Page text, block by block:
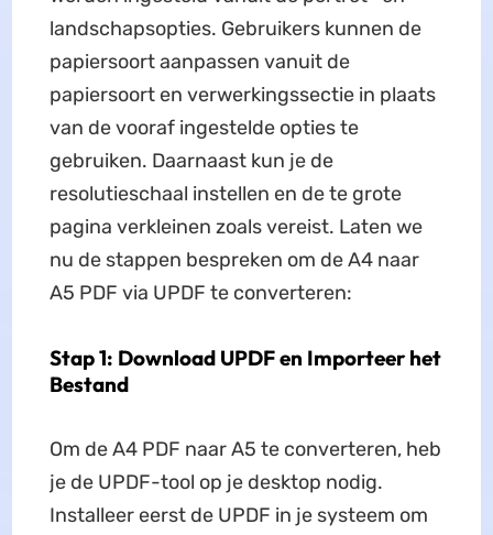
landschapsopties. Gebruikers kunnen de
papiersoort aanpassen vanuit de
papiersoort en verwerkingssectie in plaats
van de vooraf ingestelde opties te
gebruiken. Daarnaast kun je de
resolutieschaal instellen en de te grote
pagina verkleinen zoals vereist. Laten we
nu de stappen bespreken om de A4 naar
A5 PDF via UPDF te converteren:
Stap 1: Download UPDF en Importeer het
Bestand
Om de A4 PDF naar A5 te converteren, heb
je de UPDF-tool op je desktop nodig.
Installeer eerst de UPDF in je systeem om